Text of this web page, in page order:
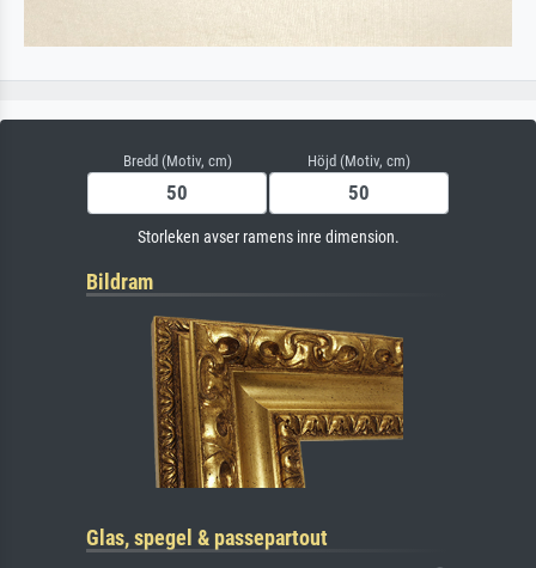
Bredd (Motiv, cm) Höjd (Motiv, cm)
Storleken avser ramens inre dimension.
Bildram
Glas, spegel & passepartout